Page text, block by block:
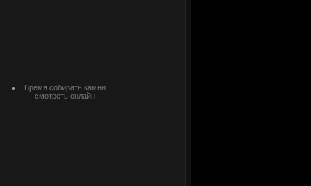
Время собирать камни
смотреть онлайн